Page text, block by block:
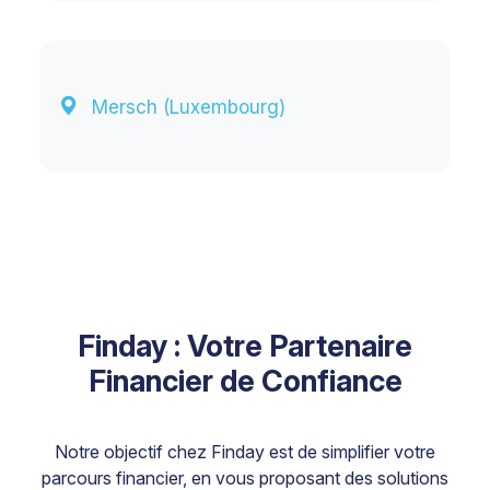
Mersch (Luxembourg)
Finday : Votre Partenaire
Financier de Confiance
Notre objectif chez Finday est de simplifier votre
parcours financier, en vous proposant des solutions